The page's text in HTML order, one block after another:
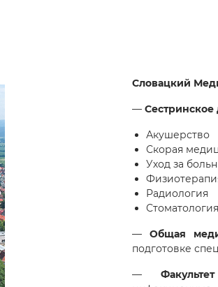
Словацкий
— Сестринское
Акушерство
Скорая
Уход за
Радиология
Стоматология
—Общая
подготовке
—